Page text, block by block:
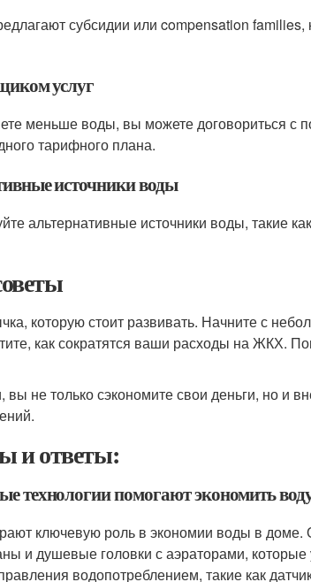
субсидии или compensation
услуг
меньше воды, вы можете договориться с
тарифного плана.
источники воды
альтернативные источники воды, такие
которую стоит развивать. Начните с
как сократятся ваши расходы на ЖКХ.
не только сэкономите свои деньги, но и
и ответы:
технологии помогают экономить
ключевую роль в экономии воды в
и душевые головки с аэраторами,
водопотреблением, такие как